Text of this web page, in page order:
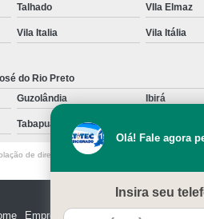
Talhado VIla Elmaz
Vila Italia Vila Itália
do Rio Preto
Guzolândia Ibirá
Tabapuã
de direito autoral – artigo 184 do Código Penal
Empresa Serviços
Olá! Fale agora
Insira seu